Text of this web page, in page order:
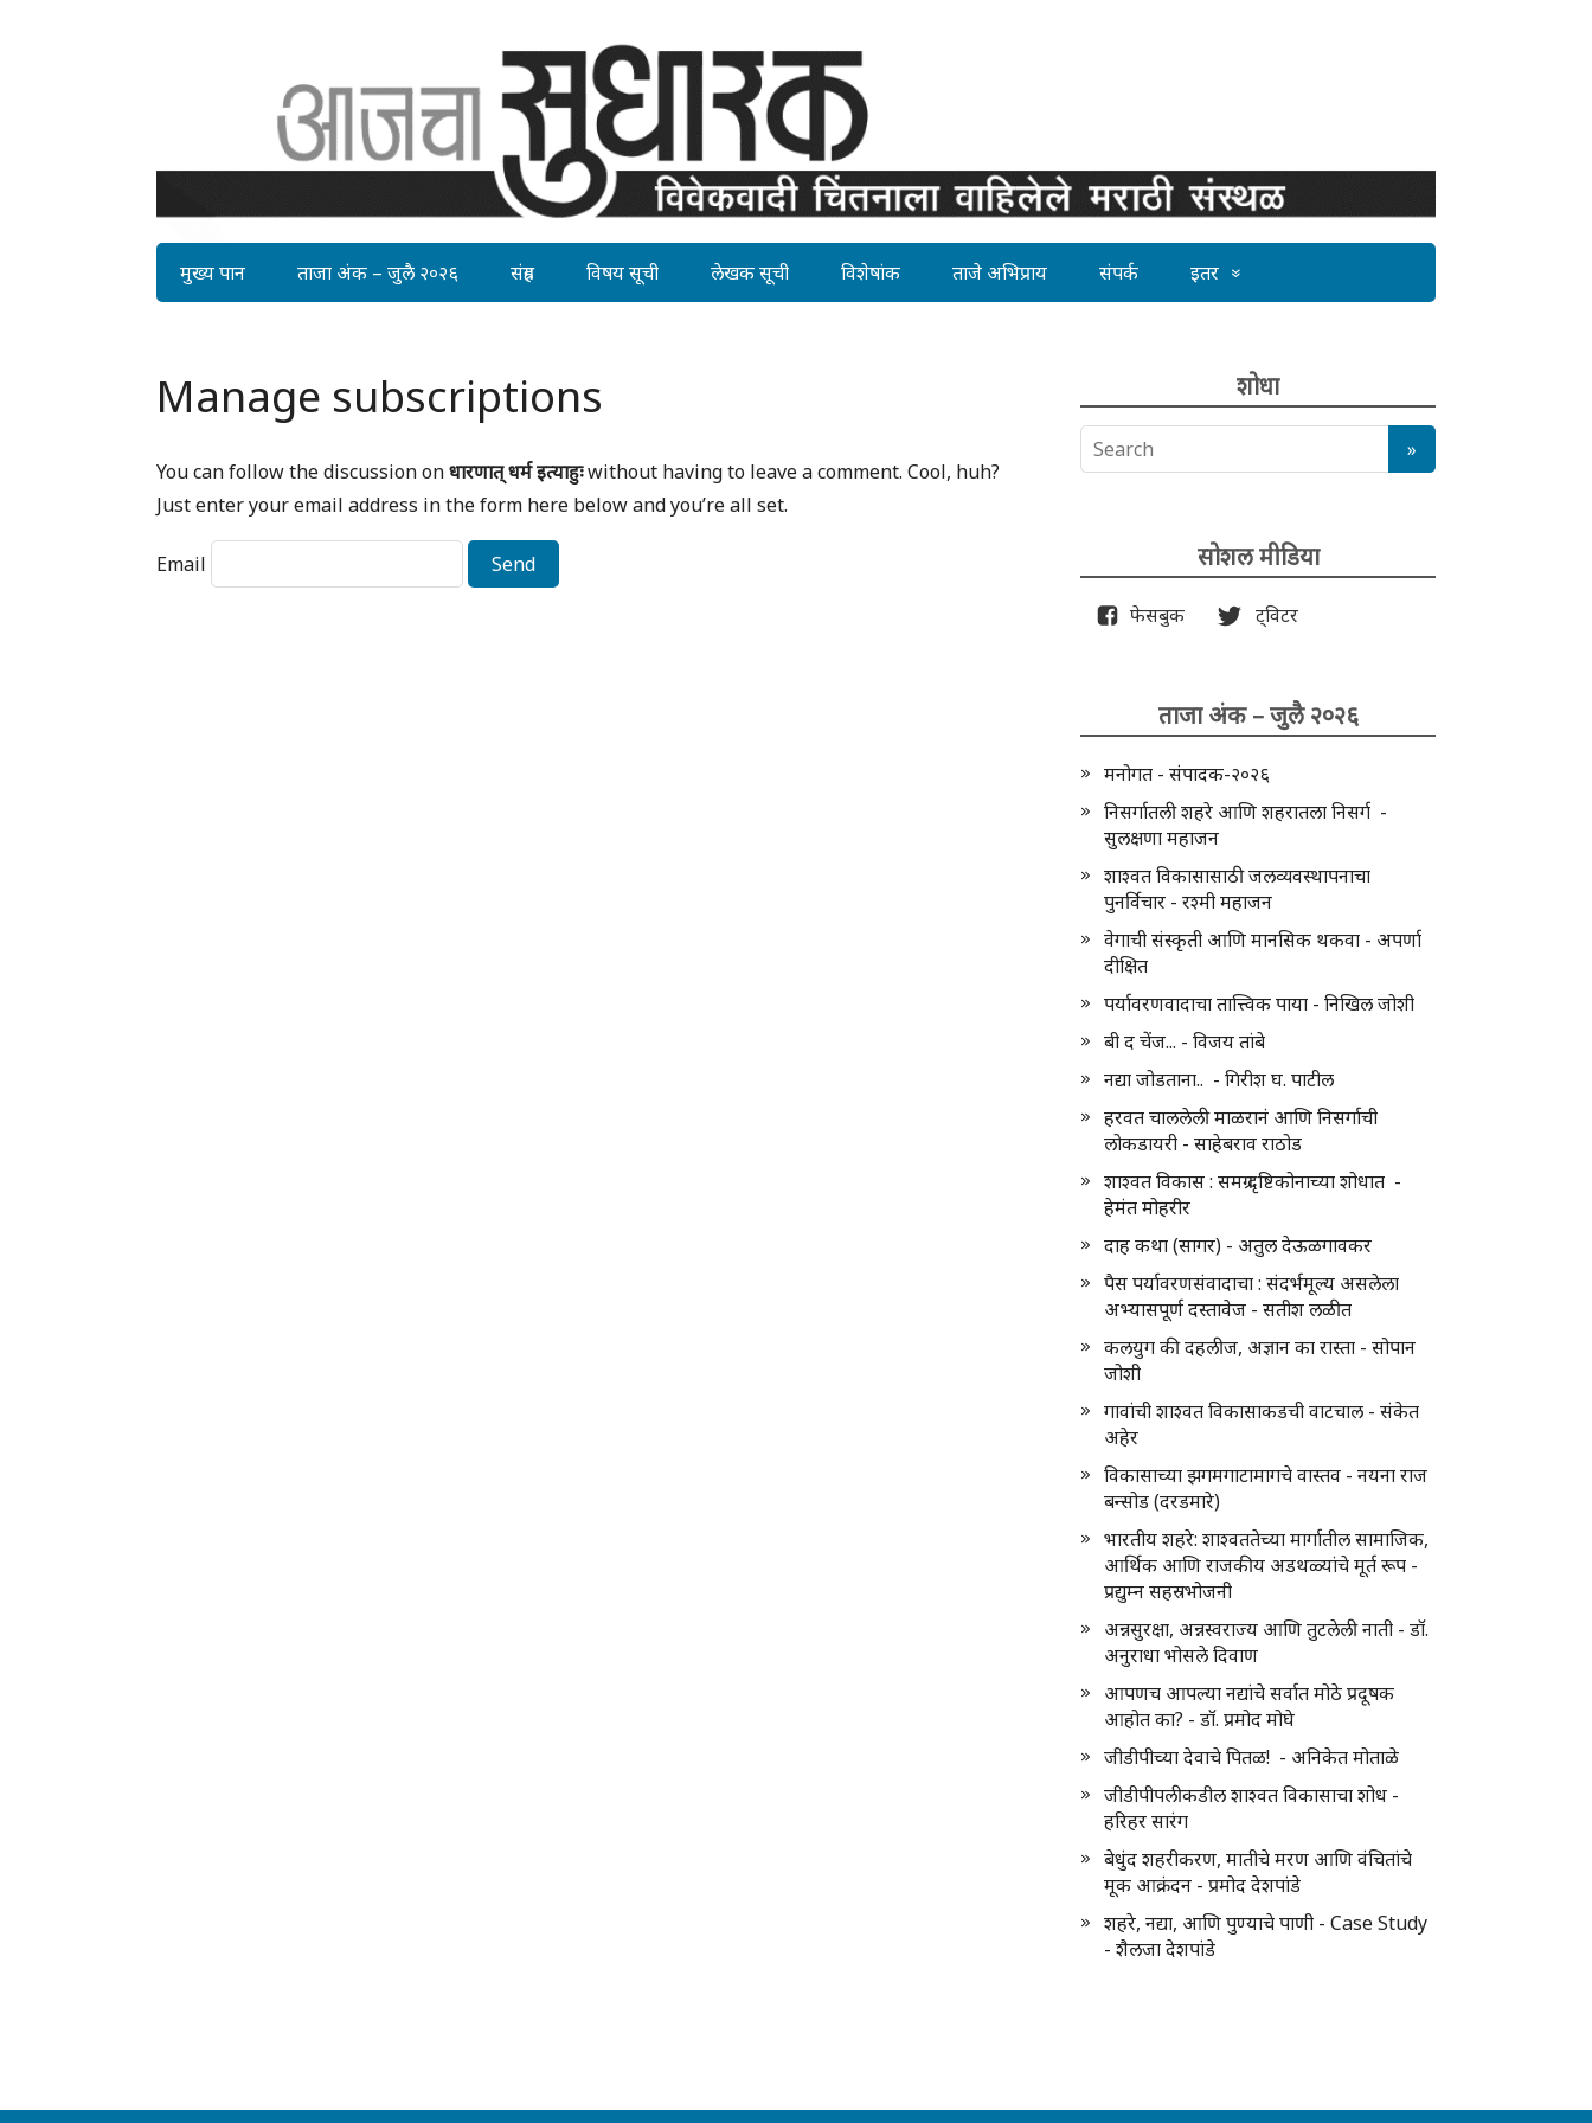
मुख्य पान ताजा अंक – जुलै २०२६ संग्रह विषय सूची लेखक सूची विशेषांक ताजे अभिप्राय संपर्क इतर
Manage subscriptions
You can follow the discussion onधारणात् धर्म इत्याहुःwithout having to leave a comment. Cool, huh?
Just enter your email address in the form here below and you’re all set.
Email
शोधा
सोशल मीडिया
फेसबुक ट्विटर
ताजा अंक – जुलै २०२६
मनोगत - संपादक-२०२६
निसर्गातली शहरे आणि शहरातला निसर्ग -
सुलक्षणा महाजन
शाश्वत विकासासाठी जलव्यवस्थापनाचा
पुनर्विचार - रश्मी महाजन
वेगाची संस्कृती आणि मानसिक थकवा - अपर्णा
दीक्षित
पर्यावरणवादाचा तात्त्विक पाया - निखिल जोशी
बी द चेंज... - विजय तांबे
नद्या जोडताना.. - गिरीश घ. पाटील
हरवत चाललेली माळरानं आणि निसर्गाची
लोकडायरी - साहेबराव राठोड
शाश्वत विकास : समग्र दृष्टिकोनाच्या शोधात -
हेमंत मोहरीर
दाह कथा (सागर) - अतुल देऊळगावकर
पैस पर्यावरणसंवादाचा : संदर्भमूल्य असलेला
अभ्यासपूर्ण दस्तावेज - सतीश लळीत
कलयुग की दहलीज, अज्ञान का रास्ता - सोपान
जोशी
गावांची शाश्वत विकासाकडची वाटचाल - संकेत
अहेर
विकासाच्या झगमगाटामागचे वास्तव - नयना राज
बन्सोड (दरडमारे)
भारतीय शहरे: शाश्वततेच्या मार्गातील सामाजिक,
आर्थिक आणि राजकीय अडथळ्यांचे मूर्त रूप -
प्रद्युम्न सहस्रभोजनी
अन्नसुरक्षा, अन्नस्वराज्य आणि तुटलेली नाती - डॉ.
अनुराधा भोसले दिवाण
आपणच आपल्या नद्यांचे सर्वात मोठे प्रदूषक
आहोत का? - डॉ. प्रमोद मोघे
जीडीपीच्या देवाचे पितळ! - अनिकेत मोताळे
जीडीपीपलीकडील शाश्वत विकासाचा शोध -
हरिहर सारंग
बेधुंद शहरीकरण, मातीचे मरण आणि वंचितांचे
मूक आक्रंदन - प्रमोद देशपांडे
शहरे, नद्या, आणि पुण्याचे पाणी - Case Study
- शैलजा देशपांडे